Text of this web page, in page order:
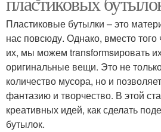
Пластиковые бутылки – это
нас повсюду. Однако, вместо
их, мы можем transformsировать
оригинальные вещи. Это не
количество мусора, но и
фантазию и творчество. В этой
креативных идей, как сделать
бутылок.